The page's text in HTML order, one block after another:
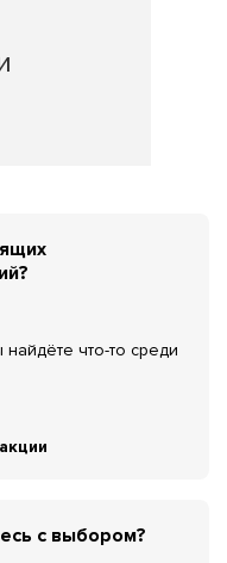
что-то среди
с выбором?